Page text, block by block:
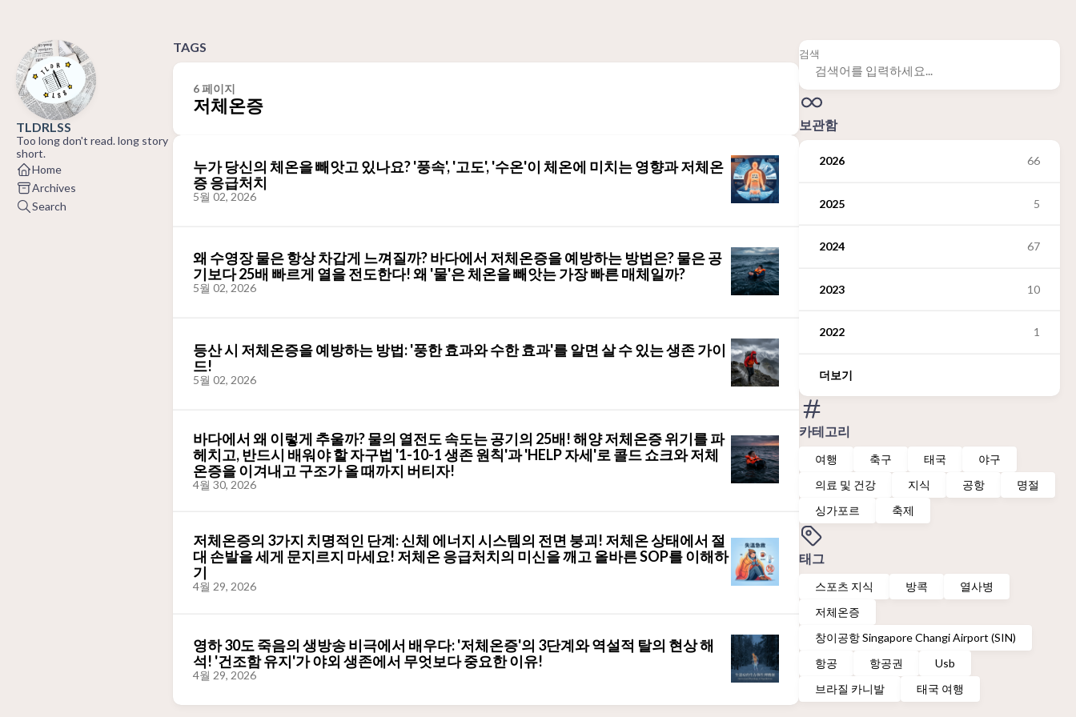
TLDRLSS
Too long don't read. long story
short.
Home
Archives
Search
검색
보관함
2026 66
2025 5
2024 67
2023 10
2022 1
더보기
카테고리
여행 축구 태국
야구
의료 및 건강
지식 공항
명절
싱가포르
축제
태그
스포츠 지식 방콕
열사병
저체온증
창이공항 Singapore Changi Airport (SIN)
항공
항공권
Usb
브라질 카니발
태국 여행
TAGS
6 페이지
저체온증
누가 당신의 체온을 빼앗고 있나요? '풍속', '고도', '수온'이 체온에 미치는 영향과 저체온
증 응급처치
5월 02, 2026
왜 수영장 물은 항상 차갑게 느껴질까? 바다에서 저체온증을 예방하는 방법은? 물은 공
기보다 25배 빠르게 열을 전도한다! 왜 '물'은 체온을 빼앗는 가장 빠른 매체일까?
5월 02, 2026
등산 시 저체온증을 예방하는 방법: '풍한 효과와 수한 효과'를 알면 살 수 있는 생존 가이
드!
5월 02, 2026
바다에서 왜 이렇게 추울까? 물의 열전도 속도는 공기의 25배! 해양 저체온증 위기를 파
헤치고, 반드시 배워야 할 자구법 '1-10-1 생존 원칙'과 'HELP 자세'로 콜드 쇼크와 저체
온증을 이겨내고 구조가 올 때까지 버티자!
4월 30, 2026
저체온증의 3가지 치명적인 단계: 신체 에너지 시스템의 전면 붕괴! 저체온 상태에서 절
대 손발을 세게 문지르지 마세요! 저체온 응급처치의 미신을 깨고 올바른 SOP를 이해하
기
4월 29, 2026
영하 30도 죽음의 생방송 비극에서 배우다: '저체온증'의 3단계와 역설적 탈의 현상 해
석! '건조함 유지'가 야외 생존에서 무엇보다 중요한 이유!
4월 29, 2026